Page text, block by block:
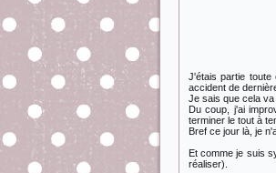
J'étais partie toute
accident de
Je sais que cela
Du coup, j'ai
terminer le tout à
Bref ce jour là, je
Et comme je suis
réaliser).